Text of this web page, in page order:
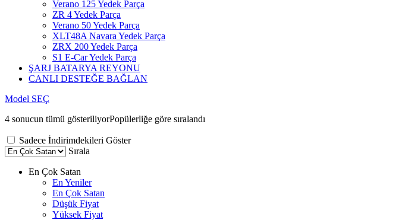
Verano 125 Yedek Parça
ZR 4 Yedek Parça
Verano 50 Yedek Parça
XLT48A Navara Yedek Parça
ZRX 200 Yedek Parça
S1 E-Car Yedek Parça
ŞARJ BATARYA REYONU
CANLI DESTEĞE BAĞLAN
Model SEÇ
4 sonucun tümü gösteriliyorPopülerliğe göre sıralandı
Sadece İndirimdekileri Göster
Sırala
En Çok Satan
En Yeniler
En Çok Satan
Düşük Fiyat
Yüksek Fiyat